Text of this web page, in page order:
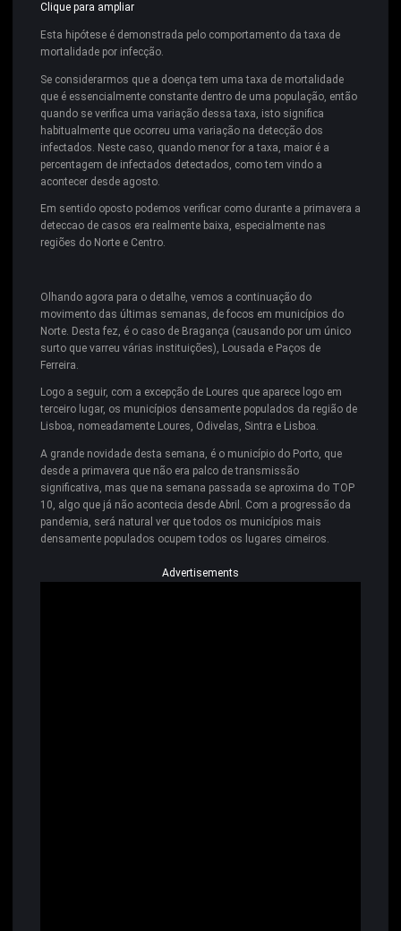
Clique para ampliar
Esta hipótese é demonstrada pelo comportamento da taxa de
mortalidade por infecção.
Se considerarmos que a doença tem uma taxa de mortalidade
que é essencialmente constante dentro de uma população, então
quando se verifica uma variação dessa taxa, isto significa
habitualmente que ocorreu uma variação na detecção dos
infectados. Neste caso, quando menor for a taxa, maior é a
percentagem de infectados detectados, como tem vindo a
acontecer desde agosto.
Em sentido oposto podemos verificar como durante a primavera a
deteccao de casos era realmente baixa, especialmente nas
regiões do Norte e Centro.
Olhando agora para o detalhe, vemos a continuação do
movimento das últimas semanas, de focos em municípios do
Norte. Desta fez, é o caso de Bragança (causando por um único
surto que varreu várias instituições), Lousada e Paços de
Ferreira.
Logo a seguir, com a excepção de Loures que aparece logo em
terceiro lugar, os municípios densamente populados da região de
Lisboa, nomeadamente Loures, Odivelas, Sintra e Lisboa.
A grande novidade desta semana, é o município do Porto, que
desde a primavera que não era palco de transmissão
significativa, mas que na semana passada se aproxima do TOP
10, algo que já não acontecia desde Abril. Com a progressão da
pandemia, será natural ver que todos os municípios mais
densamente populados ocupem todos os lugares cimeiros.
Advertisements